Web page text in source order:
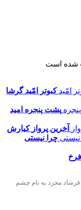
است
کبوتر امّید
گرشا
پشت پنجره امید
آخرین پرواز کیارش
چرا نیستی
مجرد به نام چشم